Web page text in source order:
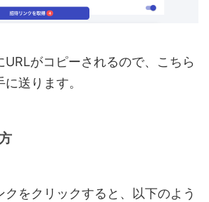
URLがコピーされるので、こちら
送ります。
をクリックすると、以下のよう